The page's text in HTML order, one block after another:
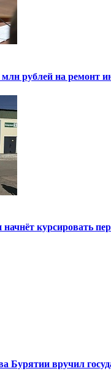
рублей на ремонт
курсировать
Бурятии вручил